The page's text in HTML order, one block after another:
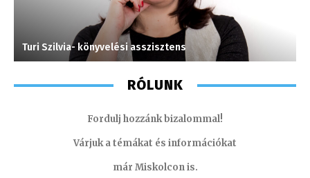
Turi Szilvia- könyvelési asszisztens
RÓLUNK
Fordulj hozzánk bizalommal!
Várjuk a témákat és információkat
már Miskolcon is.